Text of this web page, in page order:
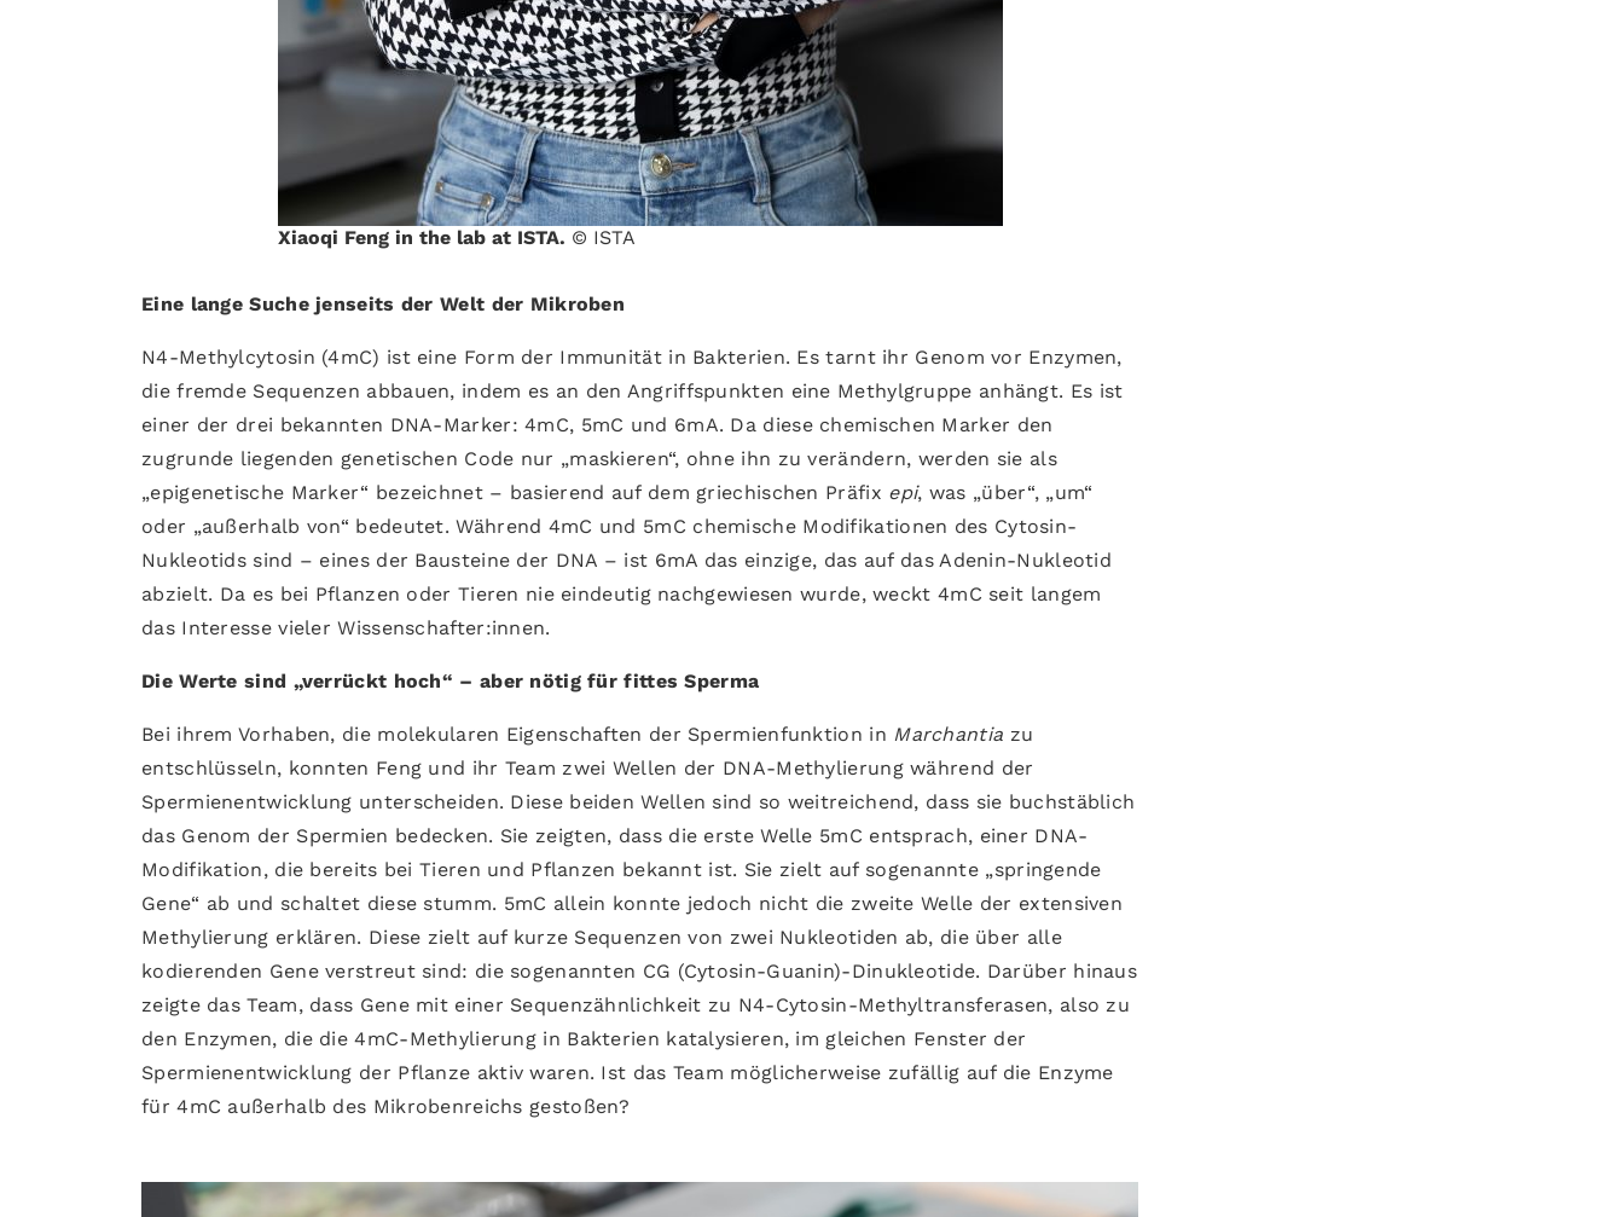
Xiaoqi Feng in the lab at ISTA. © ISTA
Eine lange Suche jenseits der Welt der Mikroben
N4-Methylcytosin (4mC) ist eine Form der Immunität in Bakterien. Es tarnt ihr Genom vor Enzymen,
die fremde Sequenzen abbauen, indem es an den Angriffspunkten eine Methylgruppe anhängt. Es ist
einer der drei bekannten DNA-Marker: 4mC, 5mC und 6mA. Da diese chemischen Marker den
zugrunde liegenden genetischen Code nur „maskieren“, ohne ihn zu verändern, werden sie als
„epigenetische Marker“ bezeichnet – basierend auf dem griechischen Präfix epi, was „über“, „um“
oder „außerhalb von“ bedeutet. Während 4mC und 5mC chemische Modifikationen des Cytosin-
Nukleotids sind – eines der Bausteine der DNA – ist 6mA das einzige, das auf das Adenin-Nukleotid
abzielt. Da es bei Pflanzen oder Tieren nie eindeutig nachgewiesen wurde, weckt 4mC seit langem
das Interesse vieler Wissenschafter:innen.
Die Werte sind „verrückt hoch“ – aber nötig für fittes Sperma
Bei ihrem Vorhaben, die molekularen Eigenschaften der Spermienfunktion in Marchantia zu
entschlüsseln, konnten Feng und ihr Team zwei Wellen der DNA-Methylierung während der
Spermienentwicklung unterscheiden. Diese beiden Wellen sind so weitreichend, dass sie buchstäblich
das Genom der Spermien bedecken. Sie zeigten, dass die erste Welle 5mC entsprach, einer DNA-
Modifikation, die bereits bei Tieren und Pflanzen bekannt ist. Sie zielt auf sogenannte „springende
Gene“ ab und schaltet diese stumm. 5mC allein konnte jedoch nicht die zweite Welle der extensiven
Methylierung erklären. Diese zielt auf kurze Sequenzen von zwei Nukleotiden ab, die über alle
kodierenden Gene verstreut sind: die sogenannten CG (Cytosin-Guanin)-Dinukleotide. Darüber hinaus
zeigte das Team, dass Gene mit einer Sequenzähnlichkeit zu N4-Cytosin-Methyltransferasen, also zu
den Enzymen, die die 4mC-Methylierung in Bakterien katalysieren, im gleichen Fenster der
Spermienentwicklung der Pflanze aktiv waren. Ist das Team möglicherweise zufällig auf die Enzyme
für 4mC außerhalb des Mikrobenreichs gestoßen?